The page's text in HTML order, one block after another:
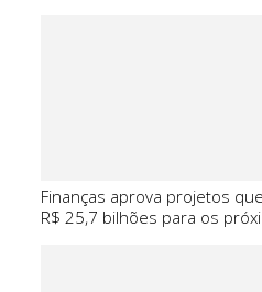
Finanças aprova projetos
R$ 25,7 bilhões para os